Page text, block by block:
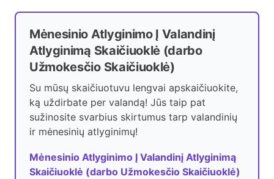
Mėnesinio Atlyginimo Į Valandinį
Atlyginimą Skaičiuoklė (darbo
Užmokesčio Skaičiuoklė)
Su mūsų skaičiuotuvu lengvai apskaičiuokite,
ką uždirbate per valandą! Jūs taip pat
sužinosite svarbius skirtumus tarp valandinių
ir mėnesinių atlyginimų!
Mėnesinio Atlyginimo Į Valandinį Atlyginimą
Skaičiuoklė (darbo Užmokesčio Skaičiuoklė)